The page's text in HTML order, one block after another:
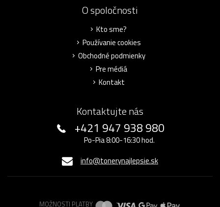
O spoločnosti
Kto sme?
Používanie cookies
Obchodné podmienky
Pre médiá
Kontakt
Kontaktujte nás
+421 947 938 980
Po-Pia 8:00-16:30 hod.
info@tonerynajlepsie.sk
MOŽNOSTI PLATBY